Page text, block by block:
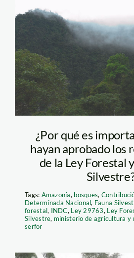
¿Por qué es
hayan aprobado los
de la Ley Forestal
Tags: Amazonía, bosques,
Determinada Nacional, Fauna
forestal, INDC, Ley 29763, Ley
Silvestre, ministerio de agricultura y
serfor